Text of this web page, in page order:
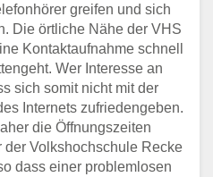
greifen und sich
Die örtliche Nähe der VHS
Kontaktaufnahme schnell
Wer Interesse an
sich somit nicht mit der
Internets zufriedengeben.
die Öffnungszeiten
der Volkshochschule Recke
dass einer problemlosen